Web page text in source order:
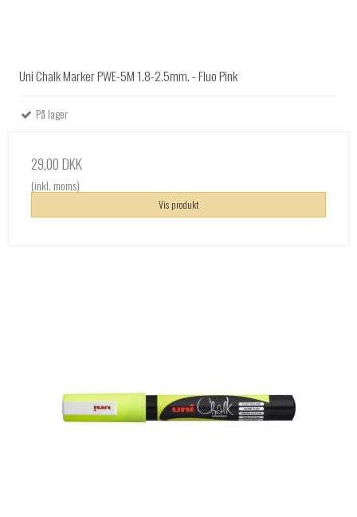
Uni Chalk Marker PWE-5M 1.8-2.5mm. - Fluo Pink
På lager
29,00 DKK
(inkl. moms)
Vis produkt